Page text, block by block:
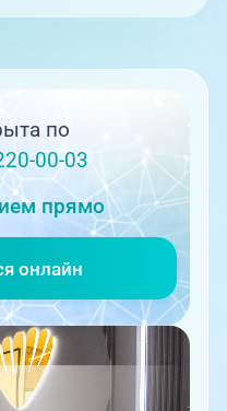
по
00-03
прямо
онлайн